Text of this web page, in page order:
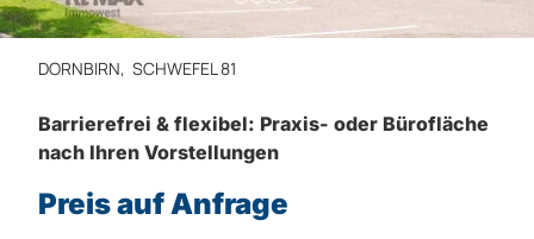
DORNBIRN, SCHWEFEL 81
Barrierefrei & flexibel: Praxis- oder Bürofläche
nach Ihren Vorstellungen
Preis auf Anfrage